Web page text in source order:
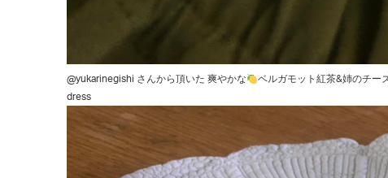
@yukarinegishi さんから頂いた 爽やかな
ベルガモット紅茶&姉のチ
dress